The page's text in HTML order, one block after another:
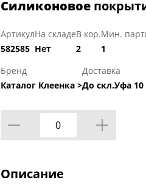
Силиконовое
Артикул
582585
На складе
Нет
В кор.
2
Мин.
1
Бренд
Каталог Клеенка >
Доставка
До скл.Уфа 10
Описание